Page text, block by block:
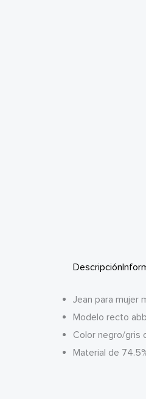
Descripción
Jean para mujer
Modelo recto
Color negro/gris
Material de